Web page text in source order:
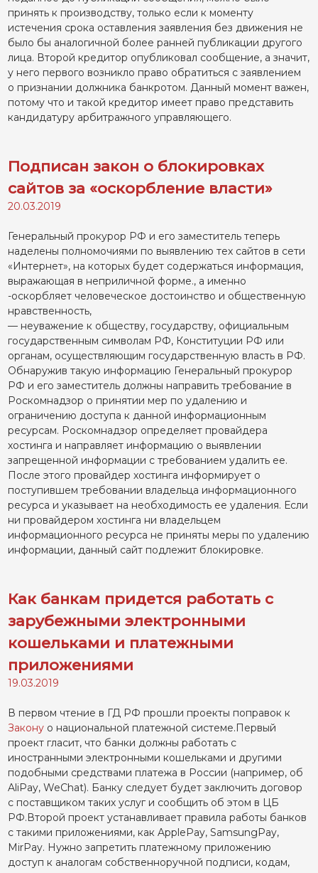
принять к производству, только если к моменту
истечения срока оставления заявления без движения не
было бы аналогичной более ранней публикации другого
лица. Второй кредитор опубликовал сообщение, а значит,
у него первого возникло право обратиться с заявлением
о признании должника банкротом. Данный момент важен,
потому что и такой кредитор имеет право представить
кандидатуру арбитражного управляющего.
Подписан закон о блокировках
сайтов за «оскорбление власти»
20.03.2019
Генеральный прокурор РФ и его заместитель теперь
наделены полномочиями по выявлению тех сайтов в сети
«Интернет», на которых будет содержаться информация,
выражающая в неприличной форме., а именно
-оскорбляет человеческое достоинство и общественную
нравственность,
— неуважение к обществу, государству, официальным
государственным символам РФ, Конституции РФ или
органам, осуществляющим государственную власть в РФ.
Обнаружив такую информацию Генеральный прокурор
РФ и его заместитель должны направить требование в
Роскомнадзор о принятии мер по удалению и
ограничению доступа к данной информационным
ресурсам. Роскомнадзор определяет провайдера
хостинга и направляет информацию о выявлении
запрещенной информации с требованием удалить ее.
После этого провайдер хостинга информирует о
поступившем требовании владельца информационного
ресурса и указывает на необходимость ее удаления. Если
ни провайдером хостинга ни владельцем
информационного ресурса не приняты меры по удалению
информации, данный сайт подлежит блокировке.
Как банкам придется работать с
зарубежными электронными
кошельками и платежными
приложениями
19.03.2019
В первом чтение в ГД РФ прошли проекты поправок к
Закону о национальной платежной системе.Первый
проект гласит, что банки должны работать с
иностранными электронными кошельками и другими
подобными средствами платежа в России (например, об
AliPay, WeChat). Банку следует будет заключить договор
с поставщиком таких услуг и сообщить об этом в ЦБ
РФ.Второй проект устанавливает правила работы банков
с такими приложениями, как ApplePay, SamsungPay,
MirPay. Нужно запретить платежному приложению
доступ к аналогам собственноручной подписи, кодам,